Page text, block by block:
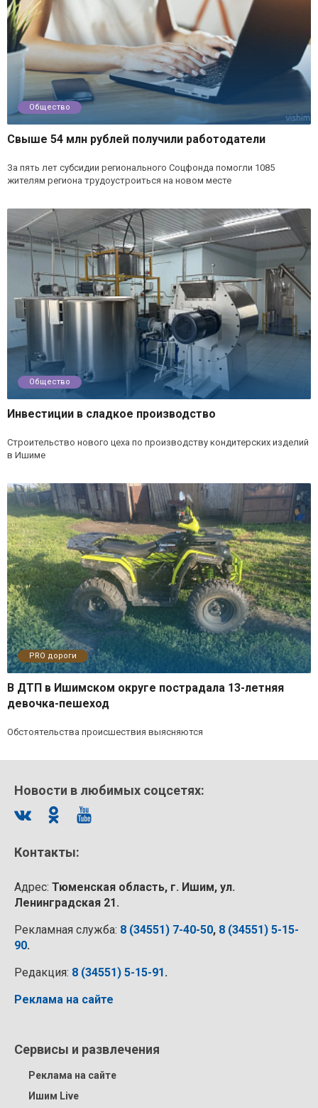
Общество
Свыше 54 млн рублей получили работодатели
За пять лет субсидии регионального Соцфонда помогли 1085
жителям региона трудоустроиться на новом месте
Общество
Инвестиции в сладкое производство
Строительство нового цеха по производству кондитерских изделий
в Ишиме
PRO дороги
В ДТП в Ишимском округе пострадала 13-летняя
девочка-пешеход
Обстоятельства происшествия выясняются
Новости в любимых соцсетях:
Контакты:
Адрес: Тюменская область, г. Ишим, ул.
Ленинградская 21.
Рекламная служба: 8 (34551) 7-40-50, 8 (34551) 5-15-
90.
Редакция: 8 (34551) 5-15-91 .
Реклама на сайте
Сервисы и развлечения
Реклама на сайте
Ишим Live